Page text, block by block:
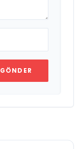
GÖNDER